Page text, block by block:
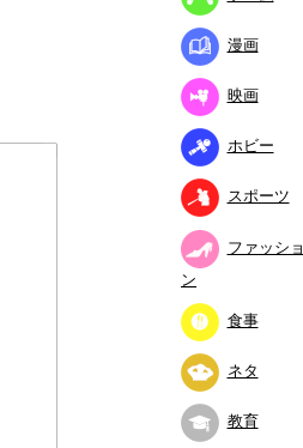
漫画
映画
ホビー
スポーツ
ファッショ
ン
食事
ネタ
教育